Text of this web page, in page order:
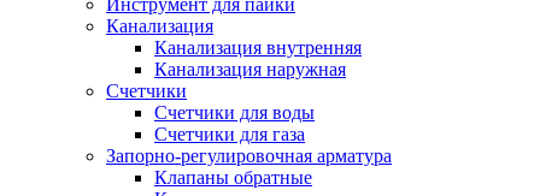
Инструмент для пайки
Канализация
Канализация внутренняя
Канализация наружная
Счетчики
Счетчики для воды
Счетчики для газа
Запорно-регулировочная арматура
Клапаны обратные